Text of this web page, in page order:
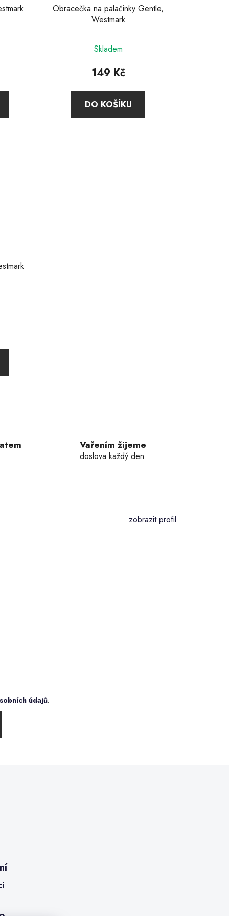
ů
Obracečka na palačinky Gentle,
Westmark
Skladem
149 Kč
DO KOŠÍKU
Vařením žijeme
doslova každý den
údajů.